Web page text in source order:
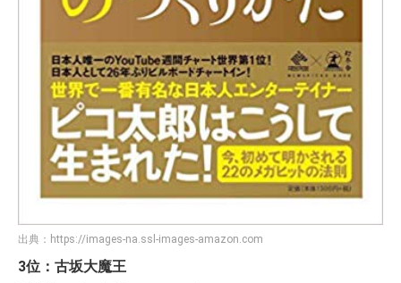
出典： https://images-na.ssl-images-amazon.com
3位：古坂大魔王